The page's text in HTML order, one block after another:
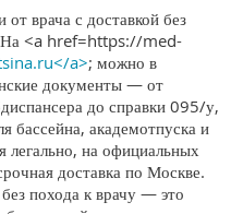
врача с доставкой без
На <a href=https://med-
a>; можно в
документы — от
до справки 095/у,
бассейна, академотпуска и
легально, на официальных
доставка по Москве.
похода к врачу — это